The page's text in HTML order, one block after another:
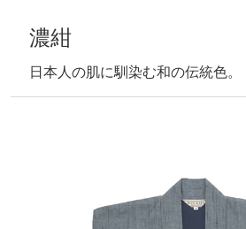
濃紺
日本人の肌に馴染む和の伝統色。